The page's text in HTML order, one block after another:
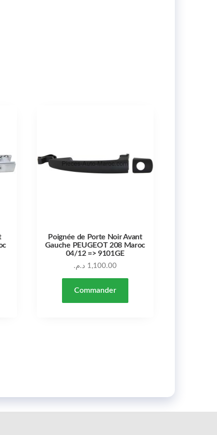
Poignée de Porte Noir Avant
Gauche PEUGEOT 208 Maroc
04/12 => 9101GE
1,100.00 د.م.
Commander